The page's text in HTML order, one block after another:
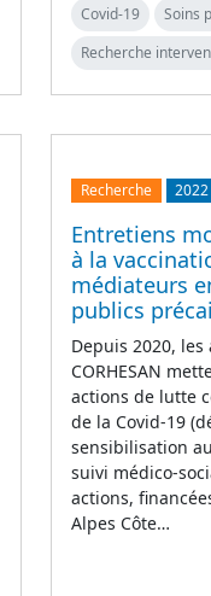
Covid-19
Soins
Recherche
Recherche 2022
Entretiens
à la
médiateurs
publics
Depuis 2020, les
CORHESAN
actions de lutte
de la Covid-19
sensibilisation
suivi médico-
actions,
Alpes Côte…